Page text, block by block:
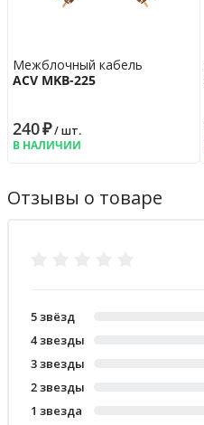
Межблочный кабель
ACV MKB-225
240₽/ шт.
В НАЛИЧИИ
Отзывы о товаре
5 звёзд
4 звезды
3 звезды
2 звезды
1 звезда